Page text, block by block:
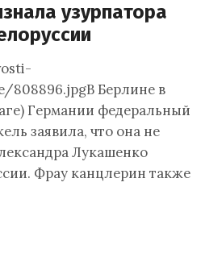
узурпатора
Берлине в
Германии федеральный
заявила, что она не
Лукашенко
Фрау канцлерин также